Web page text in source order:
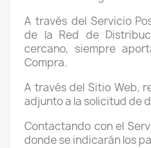
A través del Servicio
de la Red de
cercano, siempre
Compra.
A través del Sitio Web,
adjunto a la solicitud de
Contactando con el
donde se indicarán los